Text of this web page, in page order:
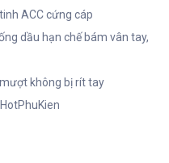
ACC cứng cáp
dầu hạn chế bám vân tay,
không bị rít tay